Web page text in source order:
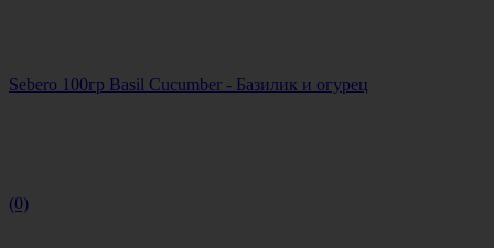
Sebero 100гр Basil Cucumber - Базилик и огурец
(0)